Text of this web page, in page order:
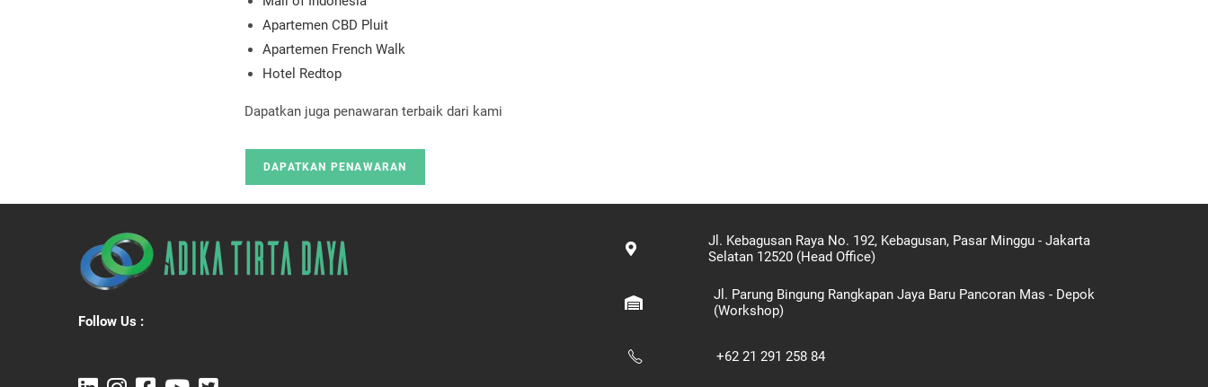
Apartemen CBD Pluit
Apartemen French Walk
Hotel Redtop
Dapatkan juga penawaran terbaik dari kami
DAPATKAN PENAWARAN
Follow Us :
Jl. Kebagusan Raya No. 192, Kebagusan, Pasar Minggu - Jakarta
Selatan 12520 (Head Office)
Jl. Parung Bingung Rangkapan Jaya Baru Pancoran Mas - Depok
(Workshop)
+62 21 291 258 84